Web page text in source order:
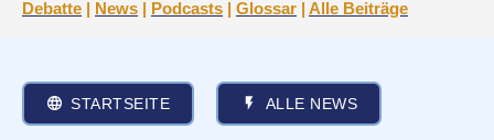
Debatte | News | Podcasts | Glossar | Alle Beiträge
STARTSEITE ALLE NEWS